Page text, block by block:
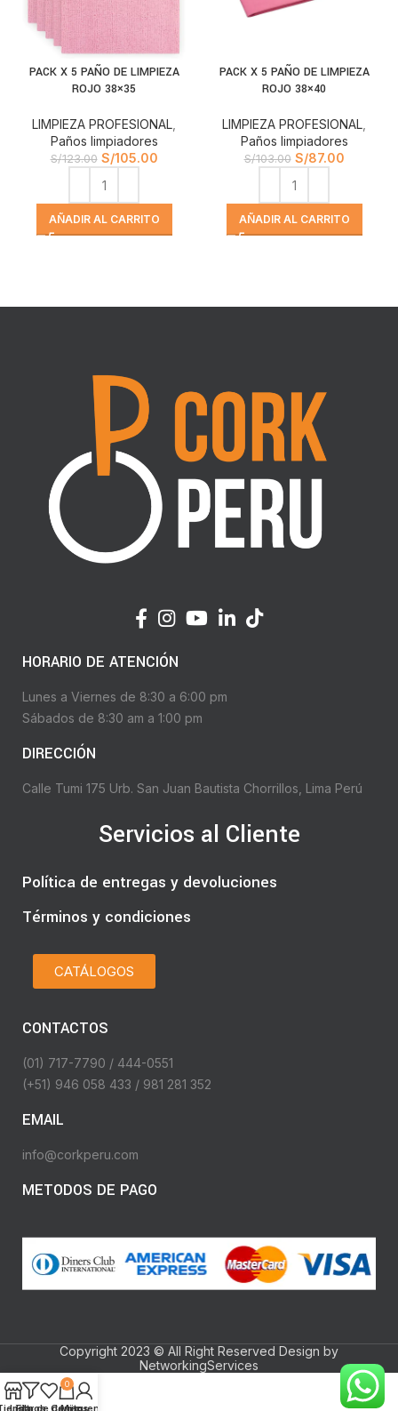
PACK X 5 PAÑO DE LIMPIEZA
ROJO 38×35
LIMPIEZA PROFESIONAL
Paños limpiadores
S/123.00 S/105.00
AÑADIR AL CARRITO
PACK X 5 PAÑO DE LIMPIEZA
ROJO 38×40
LIMPIEZA PROFESIONAL
Paños limpiadores
S/103.00 S/87.00
AÑADIR AL CARRITO
HORARIO DE ATENCIÓN
Lunes a Viernes de 8:30 a 6:00 pm
Sábados de 8:30 am a 1:00 pm
DIRECCIÓN
Calle Tumi 175 Urb. San Juan Bautista Chorrillos, Lima Perú
Servicios al Cliente
Política de entregas y devoluciones
Términos y condiciones
CATÁLOGOS
CONTACTOS
(01) 717-7790 / 444-0551
(+51) 946 058 433 / 981 281 352
EMAIL
info@corkperu.com
METODOS DE PAGO
Copyright 2023 © All Right Reserved Design by
NetworkingServices
Filtros
Lista de deseos
0
Carrito
Mi cuenta